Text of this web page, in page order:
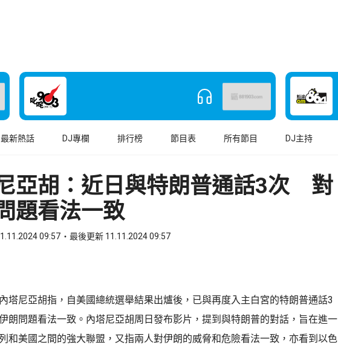
最新熱話 DJ專欄 排行榜 節目表 所有節目 DJ主持
亞胡：近日與特朗普通話3次 對
題看法一致
09:57 最後更新 11.11.2024 09:57
to WhatsApp
塔尼亞胡指，自美國總統選舉結果出爐後，已與再度入主白宮的特朗普通話3
朗問題看法一致。內塔尼亞胡周日發布影片，提到與特朗普的對話，旨在進一
和美國之間的強大聯盟，又指兩人對伊朗的威脅和危險看法一致，亦看到以色